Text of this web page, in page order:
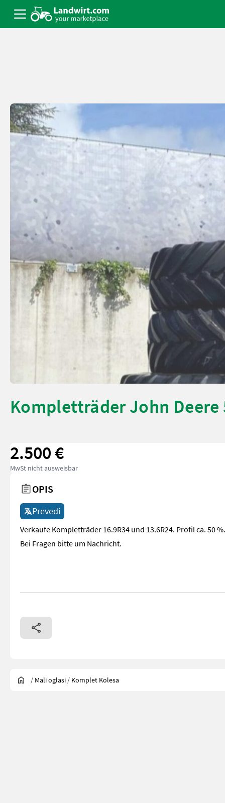
Kompletträder John Deere
2.500 €
MwSt nicht ausweisbar
OPIS
Prevedi
Verkaufe Kompletträder 16.9R34 und 13.6R24. Profil ca. 50 %.
Bei Fragen bitte um Nachricht.
/ Mali oglasi / Komplet Kolesa